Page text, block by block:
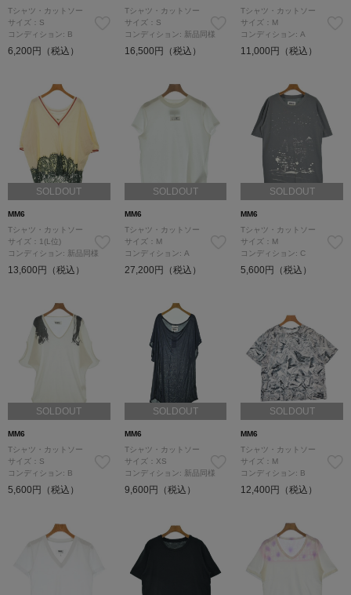
Tシャツ・カットソー
サイズ：S
コンディション: B
6,200円（税込）
Tシャツ・カットソー
サイズ：S
コンディション: 新品同様
16,500円（税込）
Tシャツ・カットソー
サイズ：M
コンディション: A
11,000円（税込）
SOLDOUT
MM6
Tシャツ・カットソー
サイズ：1(L位)
コンディション: 新品同様
13,600円（税込）
SOLDOUT
MM6
Tシャツ・カットソー
サイズ：M
コンディション: A
27,200円（税込）
SOLDOUT
MM6
Tシャツ・カットソー
サイズ：M
コンディション: C
5,600円（税込）
SOLDOUT
MM6
Tシャツ・カットソー
サイズ：S
コンディション: B
5,600円（税込）
SOLDOUT
MM6
Tシャツ・カットソー
サイズ：XS
コンディション: 新品同様
9,600円（税込）
SOLDOUT
MM6
Tシャツ・カットソー
サイズ：M
コンディション: B
12,400円（税込）